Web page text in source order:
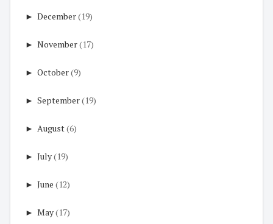
► December(19)
► November(17)
► October(9)
► September(19)
► August(6)
► July(19)
► June (12)
► May(17)